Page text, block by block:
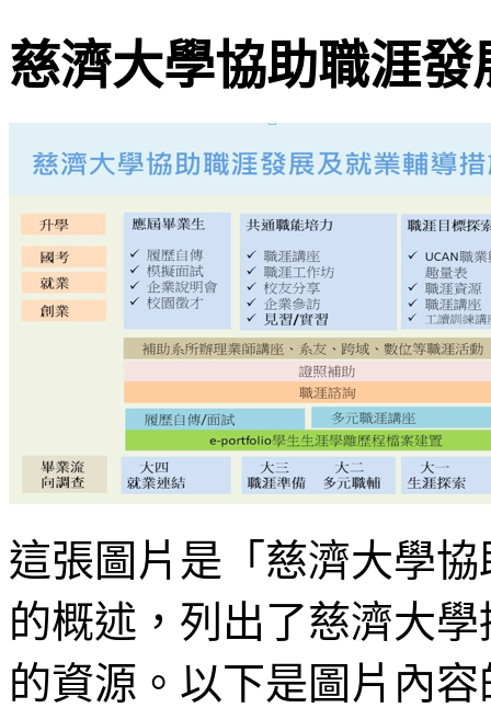
慈濟大學協助職涯
這張圖片是「慈濟大學
的概述，列出了慈濟大
的資源。以下是圖片內